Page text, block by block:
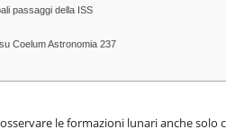
passaggi della ISS
Coelum Astronomia 237
le formazioni lunari anche